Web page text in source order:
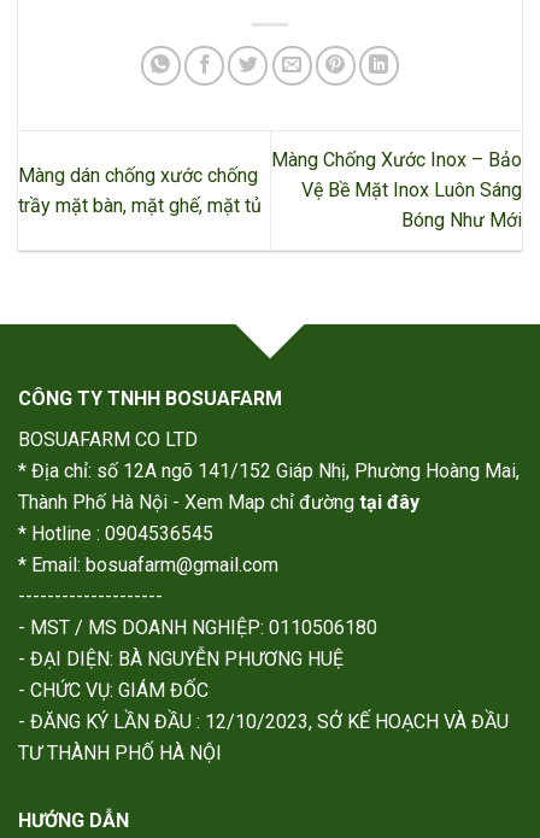
Màng dán chống xước chống
trầy mặt bàn, mặt ghế, mặt tủ
Màng Chống Xước Inox – Bảo
Vệ Bề Mặt Inox Luôn Sáng
Bóng Như Mới
CÔNG TY TNHH BOSUAFARM
BOSUAFARM CO LTD
* Địa chỉ: số 12A ngõ 141/152 Giáp Nhị, Phường Hoàng Mai,
Thành Phố Hà Nội - Xem Map chỉ đường tại đây
* Hotline : 0904536545
* Email: bosuafarm@gmail.com
--------------------
- MST / MS DOANH NGHIỆP: 0110506180
- ĐẠI DIỆN: BÀ NGUYỄN PHƯƠNG HUỆ
- CHỨC VỤ: GIÁM ĐỐC
- ĐĂNG KÝ LẦN ĐẦU : 12/10/2023, SỞ KẾ HOẠCH VÀ ĐẦU
TƯ THÀNH PHỐ HÀ NỘI
HƯỚNG DẪN